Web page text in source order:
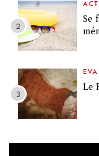
Se
Le